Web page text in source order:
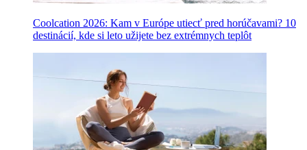
Coolcation 2026: Kam v Európe utiecť pred horúčavami? 10
destinácií, kde si leto užijete bez extrémnych teplôt